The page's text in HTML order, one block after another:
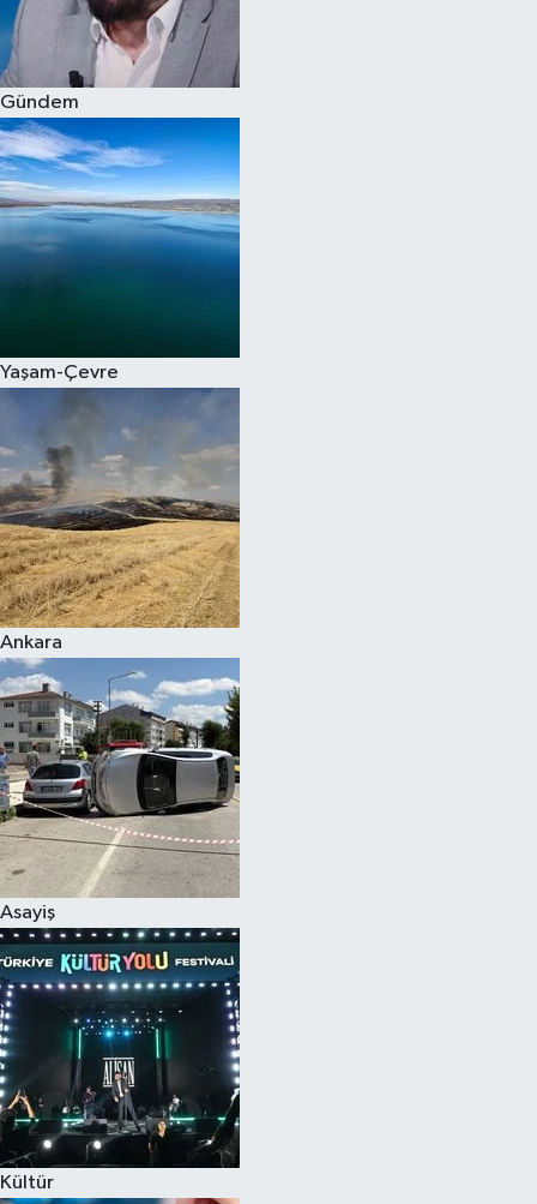
Gündem
Yaşam-Çevre
Ankara
Asayiş
Kültür
Spor
Burç Yorumları
Çocuk
Eğitim
Kim kimdir?
Kültür Sanat
Sağlık
Siyaset
Teknoloji
Televizyon
Yaşam-Çevre